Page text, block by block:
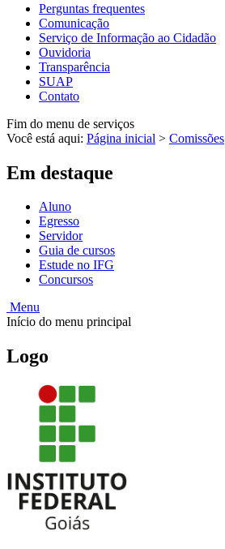
Perguntas frequentes
Comunicação
Serviço de Informação ao Cidadão
Ouvidoria
Transparência
SUAP
Contato
Fim do menu de serviços
Você está aqui: Página inicial > Comissões
Em destaque
Aluno
Egresso
Servidor
Guia de cursos
Estude no IFG
Concursos
Menu
Início do menu principal
Logo